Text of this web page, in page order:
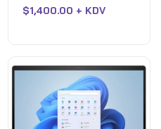
Pcle SSD Win 11 Home
aldı
$1,400.00 + KDV